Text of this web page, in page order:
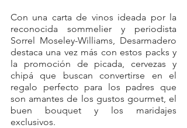
Con una carta de vinos ideada por la
reconocida sommelier y periodista
Sorrel Moseley-Williams, Desarmadero
destaca una vez más con estos packs y
la promoción de picada, cervezas y
chipá que buscan convertirse en el
regalo perfecto para los padres que
son amantes de los gustos gourmet, el
buen bouquet y los maridajes
exclusivos.